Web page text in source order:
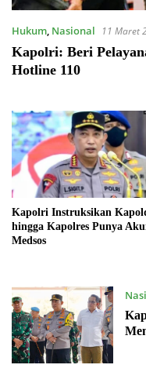
Hukum, Nasional 11 Maret
Kapolri: Beri
Hotline 110
Kapolri Instruksikan
hingga Kapolres Punya
Medsos